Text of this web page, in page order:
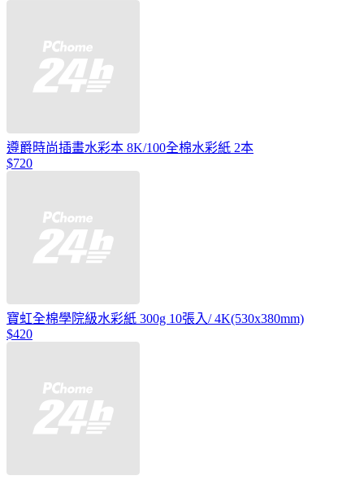
遵爵時尚插畫水彩本 8K/100全棉水彩紙 2本
$720
寶虹全棉學院級水彩紙 300g 10張入/ 4K(530x380mm)
$420